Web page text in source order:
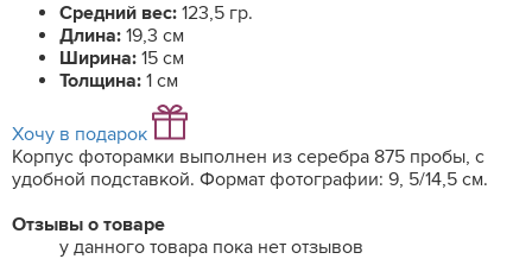
Средний вес: 123,5 гр.
Длина: 19,3 см
Ширина: 15 см
Толщина: 1 см
Хочу в подарок
Корпус фоторамки выполнен из серебра 875 пробы, с
удобной подставкой. Формат фотографии: 9, 5/14,5 см.
Отзывы о товаре
у данного товара пока нет отзывов